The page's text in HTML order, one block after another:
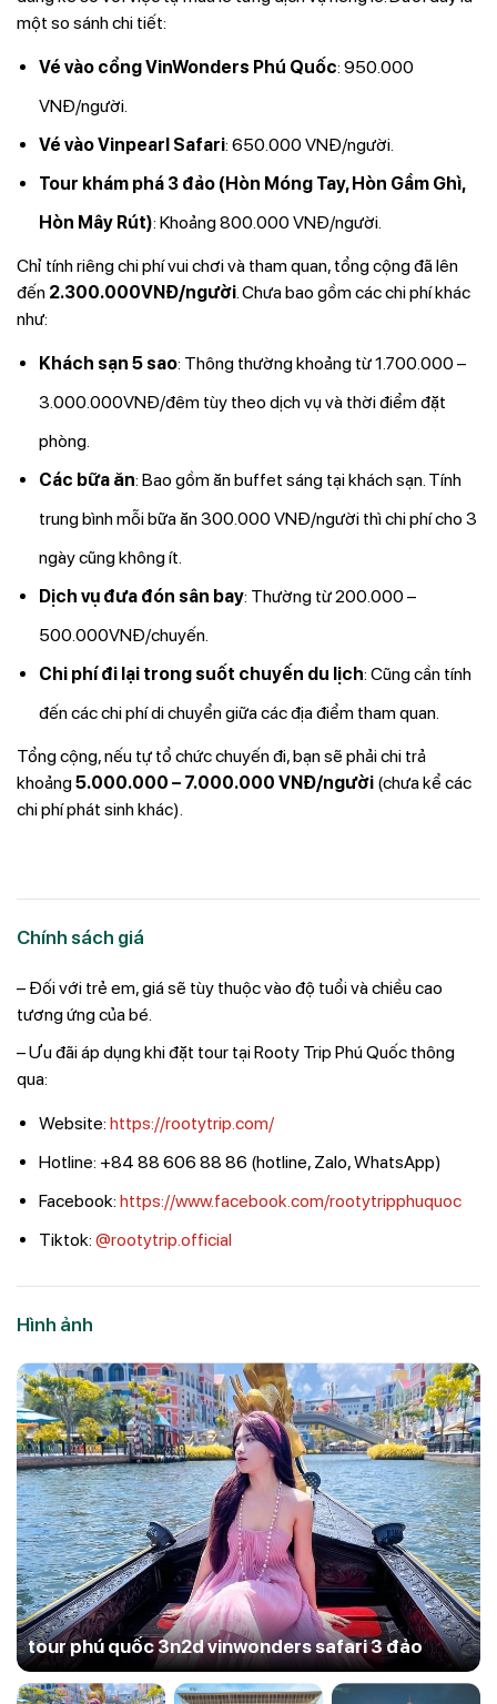
một so sánh chi tiết:
Vé vào cổng VinWonders Phú Quốc: 950.000
VNĐ/người.
Vé vào Vinpearl Safari: 650.000 VNĐ/người.
Tour khám phá 3 đảo (Hòn Móng Tay, Hòn Gầm Ghì,
Hòn Mây Rút): Khoảng 800.000 VNĐ/người.
Chỉ tính riêng chi phí vui chơi và tham quan, tổng cộng đã lên
đến 2.300.000VNĐ/người. Chưa bao gồm các chi phí khác
như:
Khách sạn 5 sao: Thông thường khoảng từ 1.700.000 –
3.000.000VNĐ/đêm tùy theo dịch vụ và thời điểm đặt
phòng.
Các bữa ăn: Bao gồm ăn buffet sáng tại khách sạn. Tính
trung bình mỗi bữa ăn 300.000 VNĐ/người thì chi phí cho 3
ngày cũng không ít.
Dịch vụ đưa đón sân bay: Thường từ 200.000 –
500.000VNĐ/chuyến.
Chi phí đi lại trong suốt chuyến du lịch: Cũng cần tính
đến các chi phí di chuyển giữa các địa điểm tham quan.
Tổng cộng, nếu tự tổ chức chuyến đi, bạn sẽ phải chi trả
khoảng5.000.000 – 7.000.000 VNĐ/người (chưa kể các
chi phí phát sinh khác).
Chính sách giá
– Đối với trẻ em, giá sẽ tùy thuộc vào độ tuổi và chiều cao
tương ứng của bé.
– Ưu đãi áp dụng khi đặt tour tại Rooty Trip Phú Quốc thông
qua:
Website: https://rootytrip.com/
Hotline: +84 88 606 88 86 (hotline, Zalo, WhatsApp)
Facebook: https://www.facebook.com/rootytripphuquoc
Tiktok: @rootytrip.official
Hình ảnh
tour phú quốc 3n2d vinwonders safari 3 đảo